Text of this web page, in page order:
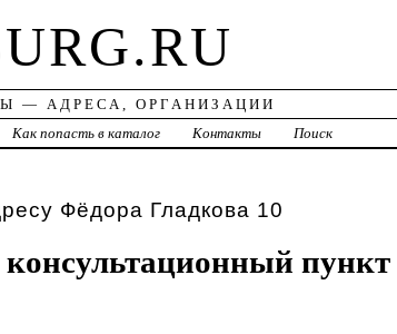
— АДРЕСА, ОРГАНИЗАЦИИ
Как попасть в каталог Контакты Поиск
Фёдора Гладкова 10
пункт